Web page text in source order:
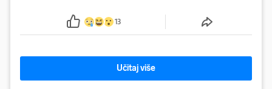
13
Učitaj više